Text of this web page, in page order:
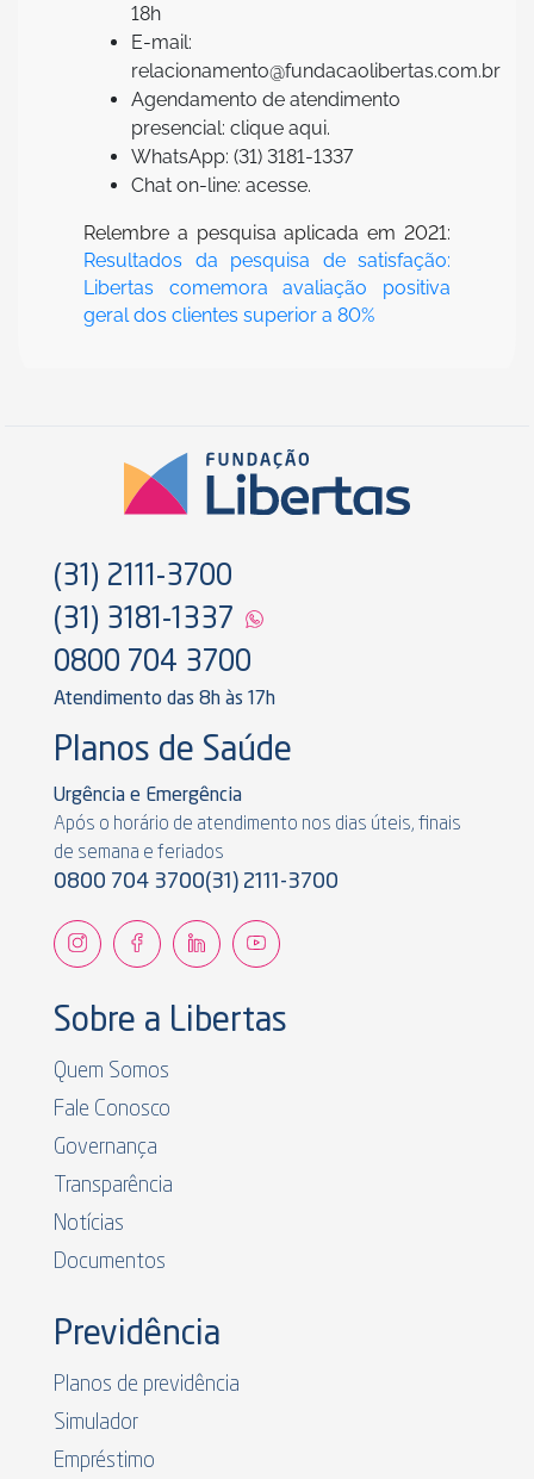
18h
E-mail:
relacionamento@fundacaolibertas.com.br
Agendamento de atendimento
presencial: clique aqui.
WhatsApp: (31) 3181-1337
Chat on-line: acesse.
Relembre a pesquisa aplicada em 2021:
Resultados da pesquisa de satisfação:
Libertas comemora avaliação positiva
geral dos clientes superior a 80%
(31) 2111-3700
(31) 3181-1337
0800 704 3700
Atendimento das 8h às 17h
Planos de Saúde
Urgência e Emergência
Após o horário de atendimento nos dias úteis, finais
de semana e feriados
0800 704 3700(31) 2111-3700
Sobre a Libertas
Quem Somos
Fale Conosco
Governança
Transparência
Notícias
Documentos
Previdência
Planos de previdência
Simulador
Empréstimo